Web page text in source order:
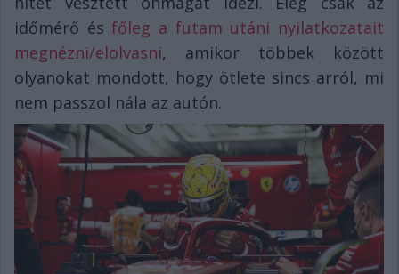
időmérő ésfőleg a futam utáni nyilatkozatait
megnézni/elolvasni, amikor többek között
olyanokat mondott, hogy ötlete sincs arról, mi
nem passzol nála az autón.